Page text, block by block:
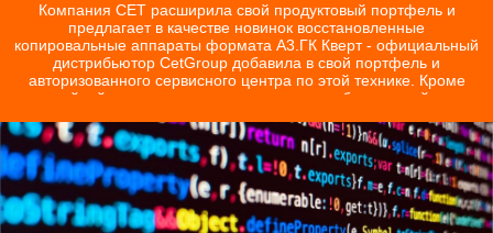
Компания СЕТ расширила свой продуктовый портфель и
предлагает в качестве новинок восстановленные
копировальные аппараты формата А3.ГК Кверт - официальный
дистрибьютор CetGroup добавила в свой портфель и
авторизованного сервисного центра по этой технике. Кроме
гарантийной поддержки мы осуществляем и бесплатный запуск